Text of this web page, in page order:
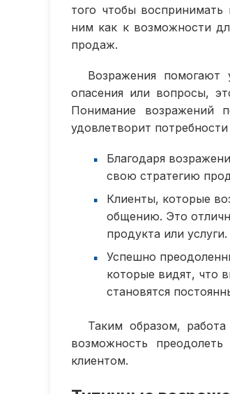
того чтобы воспринимать
ним как к возможности
продаж.
Возражения помогают
опасения или вопросы,
Понимание возражений
удовлетворит потребности
Благодаря
свою стратегию
Клиенты, которые
общению. Это
продукта или услуги.
Успешно
которые видят, что
становятся
Таким образом,
возможность
клиентом.